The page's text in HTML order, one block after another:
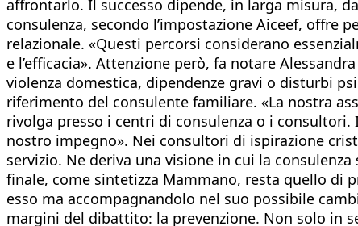
affrontarlo. Il successo dipende, in larga misura,
consulenza, secondo l’impostazione Aiceef, offre
relazionale. «Questi percorsi considerano
e l’efficacia». Attenzione però, fa notare
violenza domestica, dipendenze gravi o disturbi
riferimento del consulente familiare. «La nostra
rivolga presso i centri di consulenza o i
nostro impegno». Nei consultori di ispirazione
servizio. Ne deriva una visione in cui la
finale, come sintetizza Mammano, resta quello di
esso ma accompagnandolo nel suo possibile
margini del dibattito: la prevenzione. Non solo in